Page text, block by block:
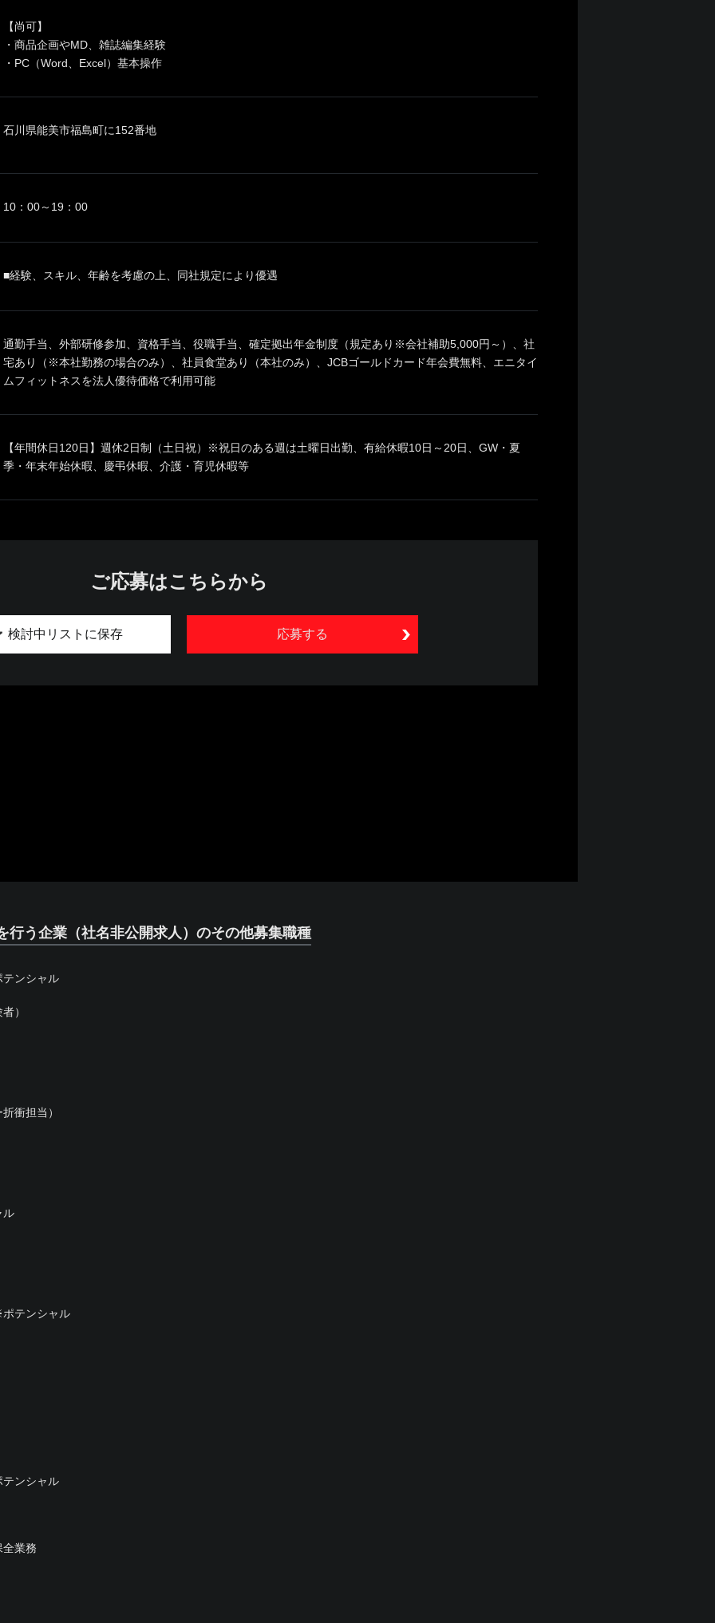
【尚可】
・商品企画やMD、雑誌編集経験
・PC（Word、Excel）基本操作
石川県能美市福島町に152番地
10：00～19：00
■経験、スキル、年齢を考慮の上、同社規定により優遇
通勤手当、外部研修参加、資格手当、役職手当、確定拠出年金制度（規定あり※会社補助5,000円～）、社
宅あり（※本社勤務の場合のみ）、社員食堂あり（本社のみ）、JCBゴールドカード年会費無料、エニタイ
ムフィットネスを法人優待価格で利用可能
【年間休日120日】週休2日制（土日祝）※祝日のある週は土曜日出勤、有給休暇10日～20日、GW・夏
季・年末年始休暇、慶弔休暇、介護・育児休暇等
ご応募はこちらから
応募する
検討中リストに保存
行う企業（社名非公開求人）のその他募集職種
ンシャル
）
衝担当）
ル
テンシャル
ンシャル
業務